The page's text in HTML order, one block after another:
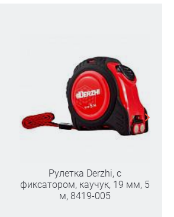
Рулетка Derzhi, с
фиксатором, каучук, 19 мм, 5
м, 8419-005